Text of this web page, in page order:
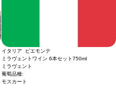
イタリア ピエモンテ
ミラヴェントワイン 6本セット750ml
ミラヴェント
葡萄品種:
モスカート